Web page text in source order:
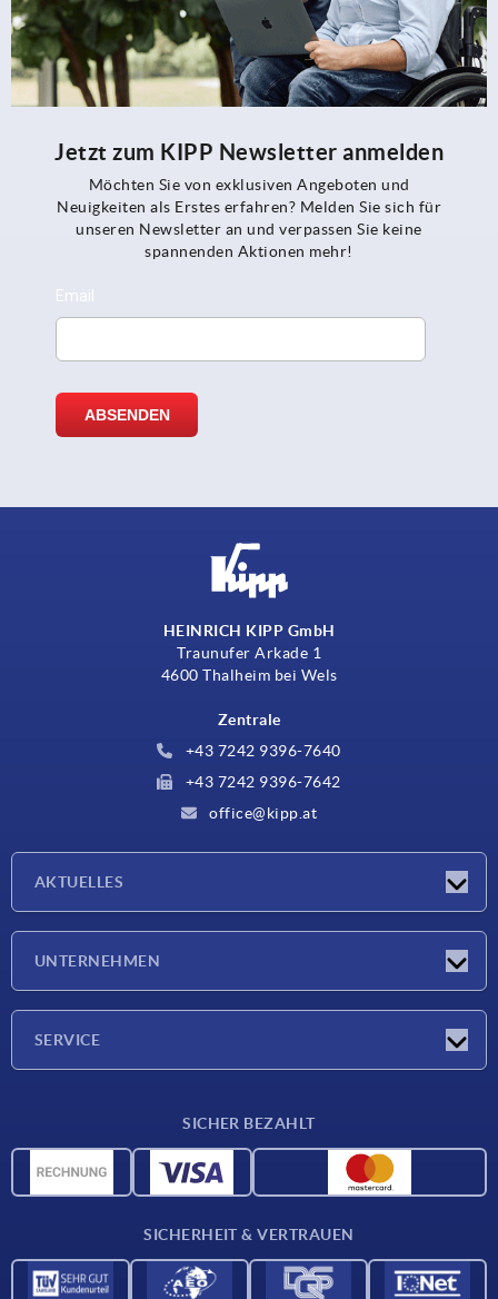
Jetzt zum KIPP Newsletter anmelden
Möchten Sie von exklusiven Angeboten und
Neuigkeiten als Erstes erfahren? Melden Sie sich für
unseren Newsletter an und verpassen Sie keine
spannenden Aktionen mehr!
HEINRICH KIPP GmbH
Traunufer Arkade 1
4600 Thalheim bei Wels
Zentrale
+43 7242 9396-7640
+43 7242 9396-7642
office@kipp.at
AKTUELLES
UNTERNEHMEN
SERVICE
CAD-Daten
Für Lieferanten
SICHER BEZAHLT
SICHERHEIT & VERTRAUEN